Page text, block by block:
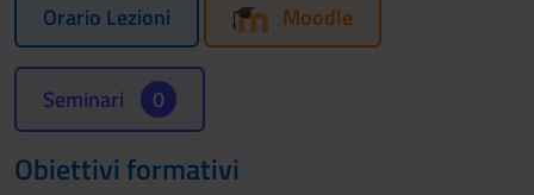
Orario Lezioni Moodle
Seminari 0
Obiettivi formativi